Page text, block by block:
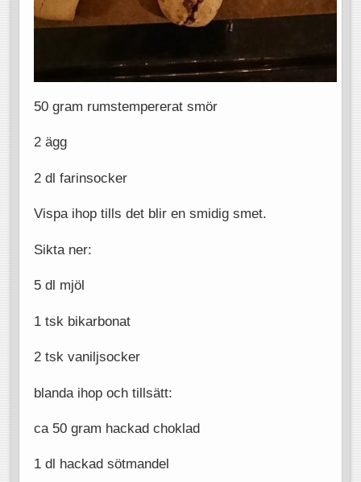
50 gram rumstempererat smör
2 ägg
2 dl farinsocker
Vispa ihop tills det blir en smidig smet.
Sikta ner:
5 dl mjöl
1 tsk bikarbonat
2 tsk vaniljsocker
blanda ihop och tillsätt:
ca 50 gram hackad choklad
1 dl hackad sötmandel